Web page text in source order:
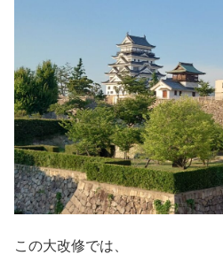
この大改修では、